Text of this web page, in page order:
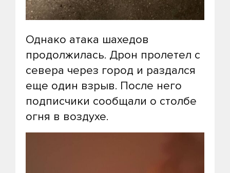
Однако атака шахедов
продолжилась. Дрон пролетел с
севера через город и раздался
еще один взрыв. После него
подписчики сообщали о столбе
огня в воздухе.